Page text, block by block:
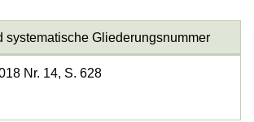
systematische Gliederungsnummer
Nr. 14, S. 628